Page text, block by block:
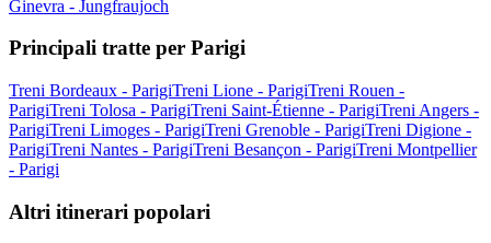
Ginevra - Jungfraujoch
Principali tratte per Parigi
Treni Bordeaux - ParigiTreni Lione - ParigiTreni Rouen -
ParigiTreni Tolosa - ParigiTreni Saint-Étienne - ParigiTreni Angers -
ParigiTreni Limoges - ParigiTreni Grenoble - ParigiTreni Digione -
ParigiTreni Nantes - ParigiTreni Besançon - ParigiTreni Montpellier
- Parigi
Altri itinerari popolari